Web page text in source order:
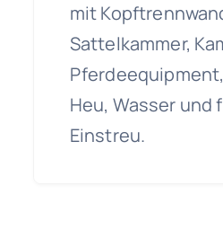
mit
Sattelkammer,
Heu, Wasser und
Einstreu.